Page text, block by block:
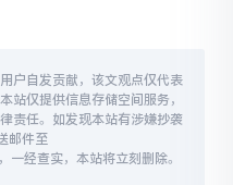
户自发贡献，该文观点仅代表
站仅提供信息存储空间服务，
责任。如发现本站有涉嫌抄袭
邮件至
经查实，本站将立刻删除。